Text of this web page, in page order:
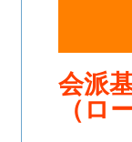
会派
（ロ